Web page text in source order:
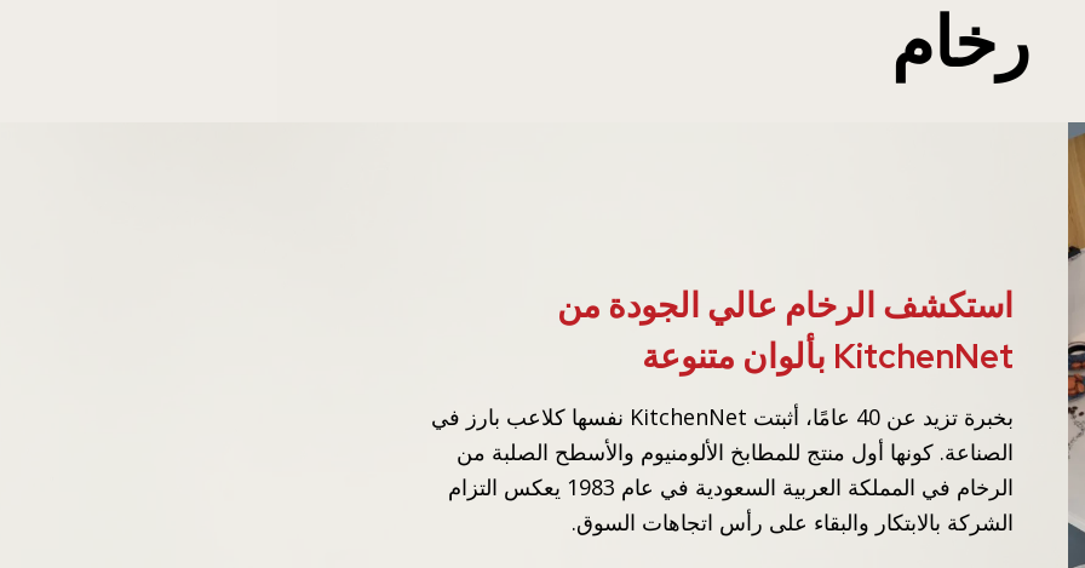
رخام
استكشف الرخام عالي الجودة من
KitchenNet بألوان متنوعة
بخبرة تزيد عن 40 عامًا، أثبتت KitchenNet نفسها كلاعب بارز في
الصناعة. كونها أول منتج للمطابخ الألومنيوم والأسطح الصلبة من
الرخام في المملكة العربية السعودية في عام 1983 يعكس التزام
الشركة بالابتكار والبقاء على رأس اتجاهات السوق.